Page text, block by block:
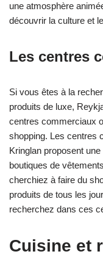
une atmosphère
découvrir la culture et
Les centres
Si vous êtes à la
produits de luxe,
centres commerciaux
shopping. Les centres
Kringlan proposent
boutiques de
cherchiez à faire du
produits de tous les
recherchez dans ces
Cuisine et